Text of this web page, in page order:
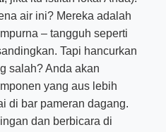
air ini? Mereka adalah
– tangguh seperti
Tapi hancurkan
salah? Anda akan
yang aus lebih
di bar pameran dagang.
dan berbicara di